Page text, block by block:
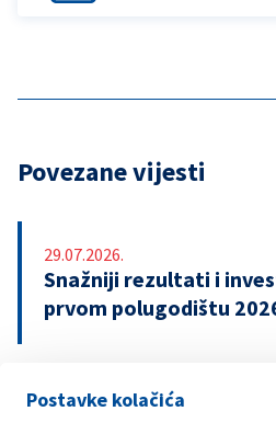
Postavke kolačića
Povezane vijesti
29.07.2026.
Snažniji rezultati i
prvom polugodištu
21.07.2026.